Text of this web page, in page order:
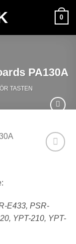
0
PA130A
TASTEN
E433, PSR-
YPT-210, YPT-